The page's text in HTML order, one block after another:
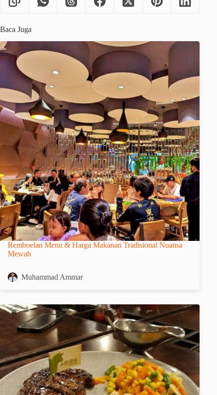
Baca Juga
Remboelan Menu & Harga Makanan Tradisional Nuansa
Mewah
Muhammad Ammar